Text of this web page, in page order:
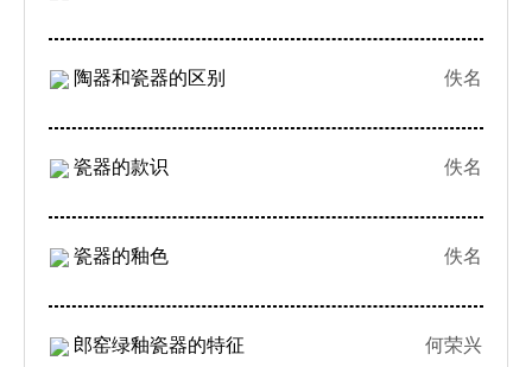
陶器和瓷器的区别 佚名
瓷器的款识 佚名
瓷器的釉色 佚名
郎窑绿釉瓷器的特征 何荣兴